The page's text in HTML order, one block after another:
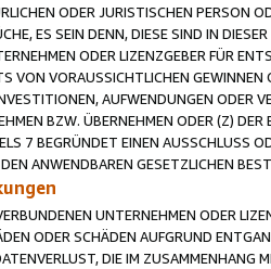
ODER JURISTISCHEN PERSON
ES SEIN DENN, DIESE SIND IN
ODER LIZENZGEBER FÜR
VON VORAUSSICHTLICHEN
AUFWENDUNGEN ODER
BZW. ÜBERNEHMEN ODER (Z)
7 BEGRÜNDET EINEN AUSSCHLUSS
ANWENDBAREN GESETZLICHEN
UNTERNEHMEN ODER
ODER SCHÄDEN AUFGRUND
DIE IM ZUSAMMENHANG